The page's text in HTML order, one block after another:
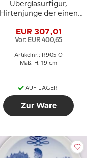
Überglasurfigur,
Hirtenjunge der einen
Copenhagen Figur Nr.
905
EUR 307,01
Vor: EUR 400,65
Artikelnr.: R905-O
Maß: H: 19 cm
AUF LAGER
Zur Ware